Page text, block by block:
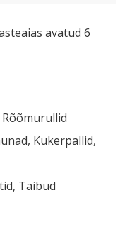
avatud 6
Kukerpallid,
Taibud